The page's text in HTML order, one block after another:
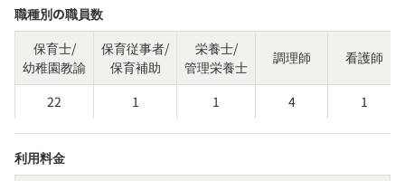
職種別の職員数
保育士/
幼稚園教諭
保育従事者/
保育補助
栄養士/
管理栄養士
調理師 看護師
22 1 1 4 1
利用料金